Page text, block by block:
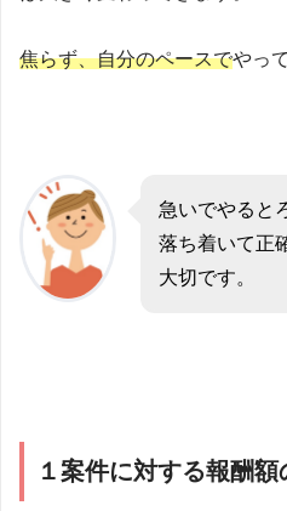
焦らず、自分のペースでやっ
急いでやると
落ち着いて正
大切です。
１案件に対する報酬額